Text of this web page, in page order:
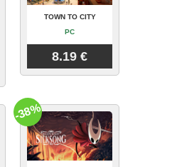
TOWN TO CITY
PC
8.19 €
-38%